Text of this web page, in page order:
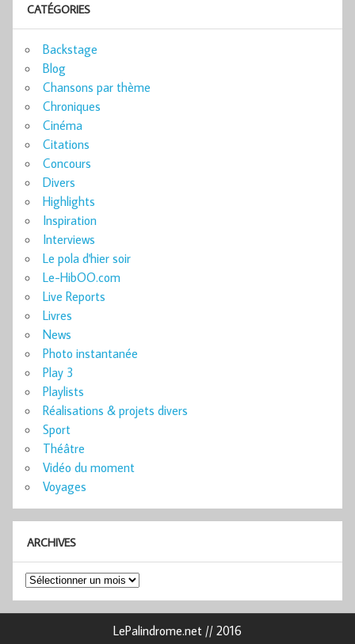
CATÉGORIES
Backstage
Blog
Chansons par thème
Chroniques
Cinéma
Citations
Concours
Divers
Highlights
Inspiration
Interviews
Le pola d'hier soir
Le-HibOO.com
Live Reports
Livres
News
Photo instantanée
Play 3
Playlists
Réalisations & projets divers
Sport
Théâtre
Vidéo du moment
Voyages
ARCHIVES
Archives
LePalindrome.net // 2016